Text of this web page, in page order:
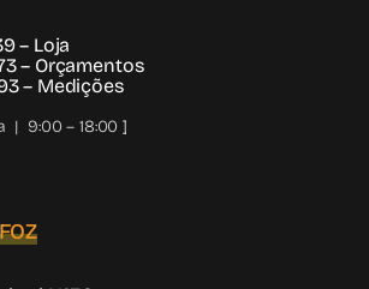
– Loja
– Orçamentos
– Medições
| 9:00 – 18:00 ]